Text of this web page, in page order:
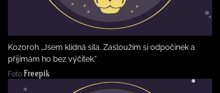
Kozoroh „Jsem klidná síla. Zasloužím si odpočinek a
přijímám ho bez výčitek.“
Foto:Freepik